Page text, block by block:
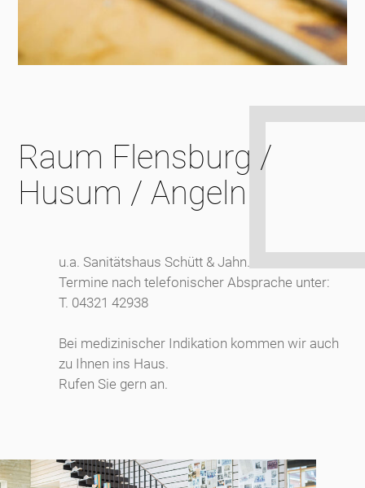
Raum Flensburg /
Husum / Angeln
u.a. Sanitätshaus Schütt & Jahn.
Termine nach telefonischer Absprache unter:
T. 04321 42938
Bei medizinischer Indikation kommen wir auch
zu Ihnen ins Haus.
Rufen Sie gern an.